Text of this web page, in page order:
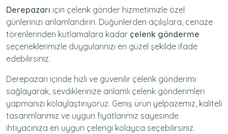
Derepazarı için çelenk gönder hizmetimizle özel
günlerinizi anlamlandırın. Düğünlerden açılışlara, cenaze
törenlerinden kutlamalara kadar çelenk gönderme
seçeneklerimizle duygularınızı en güzel şekilde ifade
edebilirsiniz.
Derepazarı içinde hızlı ve güvenilir çelenk gönderimi
sağlayarak, sevdiklerinize anlamlı çelenk gönderimleri
yapmanızı kolaylaştırıyoruz. Geniş ürün yelpazemiz, kaliteli
tasarımlarımız ve uygun fiyatlarımız sayesinde
ihtiyacınıza en uygun çelengi kolayca seçebilirsiniz.